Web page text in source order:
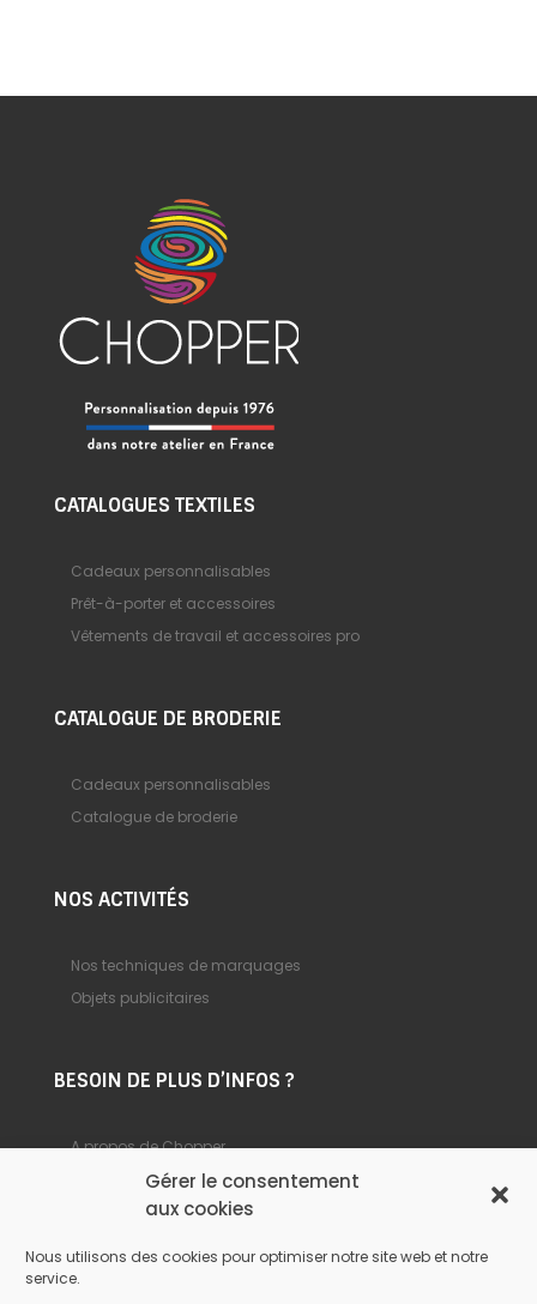
Gérer le consentement
aux cookies
Nous utilisons des cookies pour optimiser notre site web et notre
service.
CATALOGUES TEXTILES
Cadeaux personnalisables
Prêt-à-porter et accessoires
Vêtements de travail et accessoires pro
CATALOGUE DE BRODERIE
Cadeaux personnalisables
Catalogue de broderie
NOS ACTIVITÉS
Nos techniques de marquages
Objets publicitaires
BESOIN DE PLUS D’INFOS ?
A propos de Chopper
Foire aux questions
Nous contacter